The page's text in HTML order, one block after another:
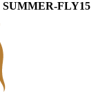
SUMMER-FLY15